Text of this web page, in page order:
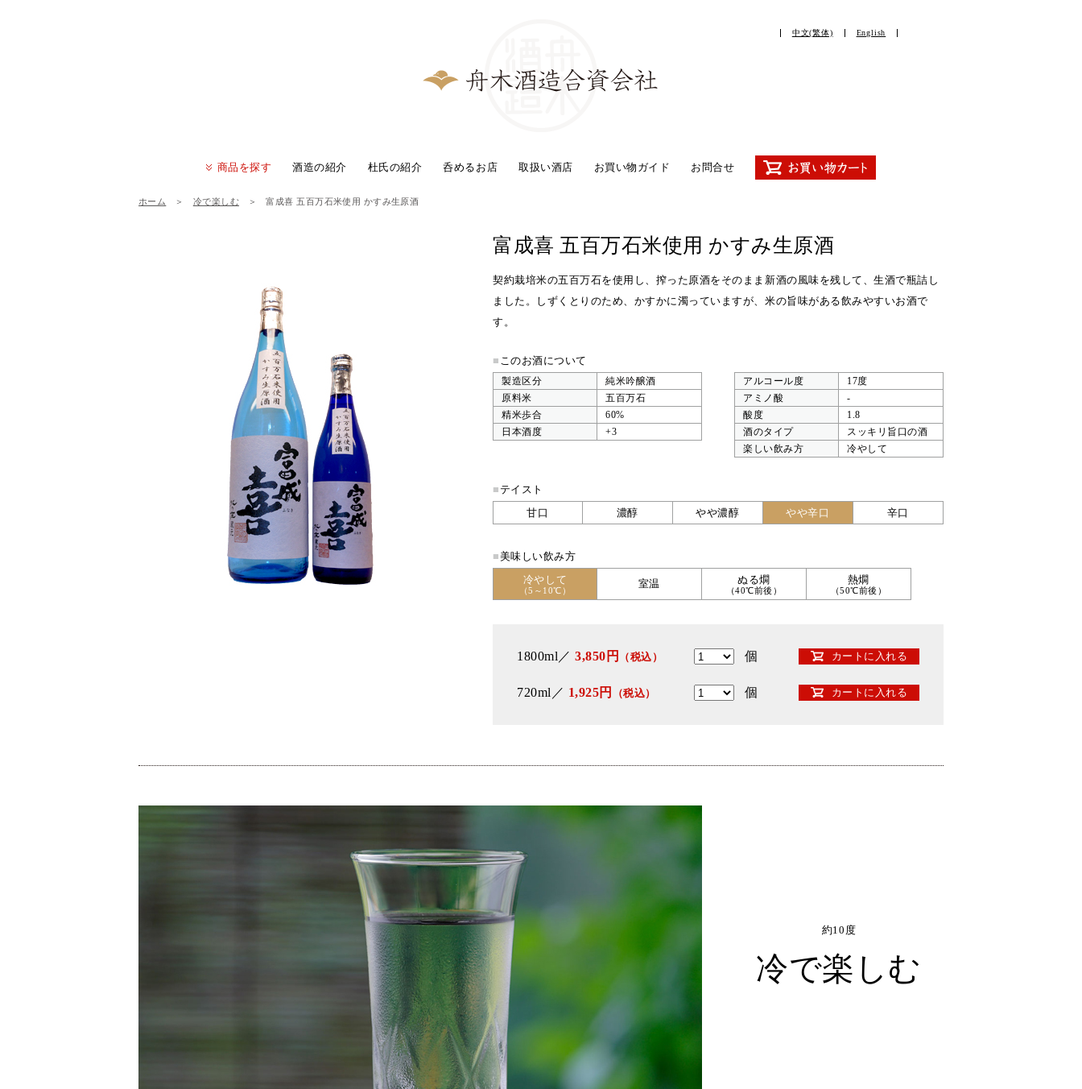
中文(繁体) English
商品を探す 酒造の紹介 杜氏の紹介 呑めるお店 取扱い酒店 お買い物ガイド お問合せ
ホーム ＞ 冷で楽しむ ＞ 富成喜 五百万石米使用 かすみ生原酒
富成喜 五百万石米使用 かすみ生原酒
契約栽培米の五百万石を使用し、搾った原酒をそのまま新酒の風味を残して、生酒で瓶詰し
ました。しずくとりのため、かすかに濁っていますが、米の旨味がある飲みやすいお酒で
す。
■ このお酒について
製造区分
純米吟醸酒
原料米
五百万石
精米歩合
60%
日本酒度
+3
アルコール度
17度
アミノ酸
-
酸度
1.8
酒のタイプ
スッキリ旨口の酒
楽しい飲み方
冷やして
■ テイスト
甘口
濃醇 やや濃醇 やや辛口 辛口
■美味しい飲み方
冷やして
（5～10℃）
室温 ぬる燗
（40℃前後）
熱燗
（50℃前後）
1800ml／3,850円 （税込） 個 カートに入れる
720ml／ 1,925円 （税込） 個 カートに入れる
約10度
冷で楽しむ